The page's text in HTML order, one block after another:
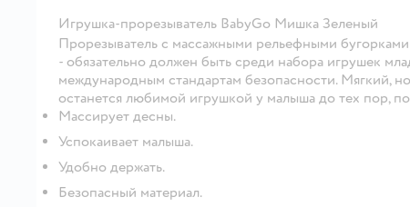
Игрушка-прорезыватель BabyGo Мишка Зеленый
Прорезыватель с массажными рельефными
- обязательно должен быть среди набора игрушек
международным стандартам безопасности. Мягкий,
останется любимой игрушкой у малыша до тех пор,
Массирует десны.
Успокаивает малыша.
Удобно держать.
Безопасный материал.